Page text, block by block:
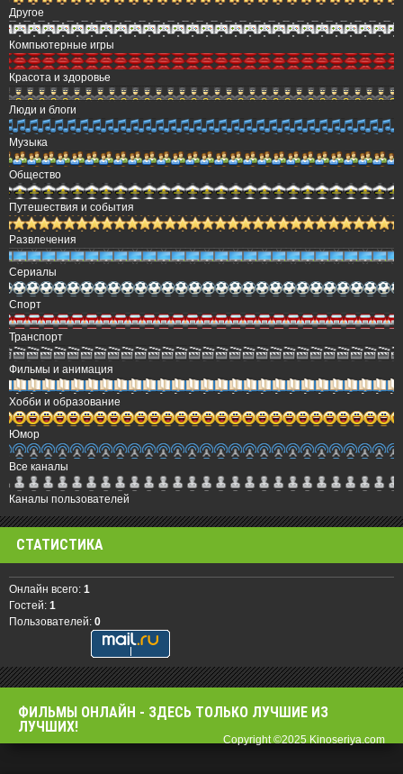
Другое
Компьютерные игры
Красота и здоровье
Люди и блоги
Музыка
Общество
Путешествия и события
Развлечения
Сериалы
Спорт
Транспорт
Фильмы и анимация
Хобби и образование
Юмор
Все каналы
Каналы пользователей
СТАТИСТИКА
Онлайн всего: 1
Гостей: 1
Пользователей: 0
ФИЛЬМЫ OНЛАЙН - ЗДЕСЬ ТОЛЬКО ЛУЧШИЕ ИЗ
ЛУЧШИХ!
Copyright ©2025 Kinoseriya.com